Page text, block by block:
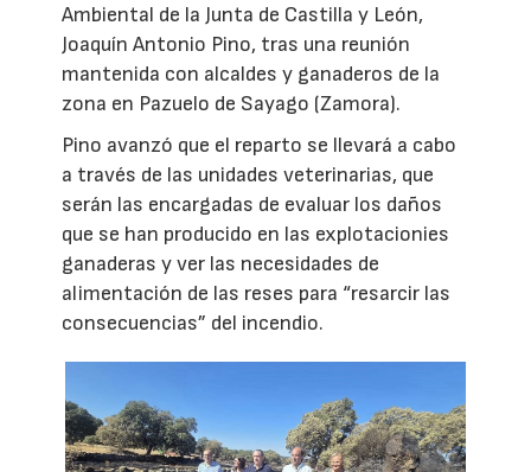
Ambiental de la Junta de Castilla y León,
Joaquín Antonio Pino, tras una reunión
mantenida con alcaldes y ganaderos de la
zona en Pazuelo de Sayago (Zamora).
Pino avanzó que el reparto se llevará a cabo
a través de las unidades veterinarias, que
serán las encargadas de evaluar los daños
que se han producido en las explotacionies
ganaderas y ver las necesidades de
alimentación de las reses para “resarcir las
consecuencias” del incendio.